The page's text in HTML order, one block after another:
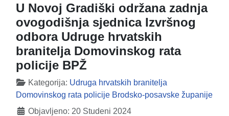
U Novoj Gradiški održana zadnja
ovogodišnja sjednica Izvršnog
odbora Udruge hrvatskih
branitelja Domovinskog rata
policije BPŽ
DetaljiKategorija: Udruga hrvatskih branitelja
Domovinskog rata policije Brodsko-posavske županije
Objavljeno: 20 Studeni 2024